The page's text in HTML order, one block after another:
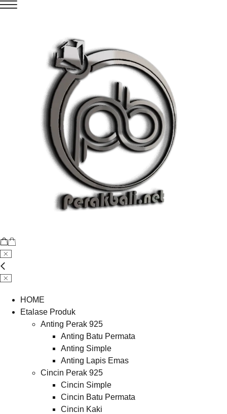
HOME
Etalase Produk
Anting Perak 925
Anting Batu Permata
Anting Simple
Anting Lapis Emas
Cincin Perak 925
Cincin Simple
Cincin Batu Permata
Cincin Kaki